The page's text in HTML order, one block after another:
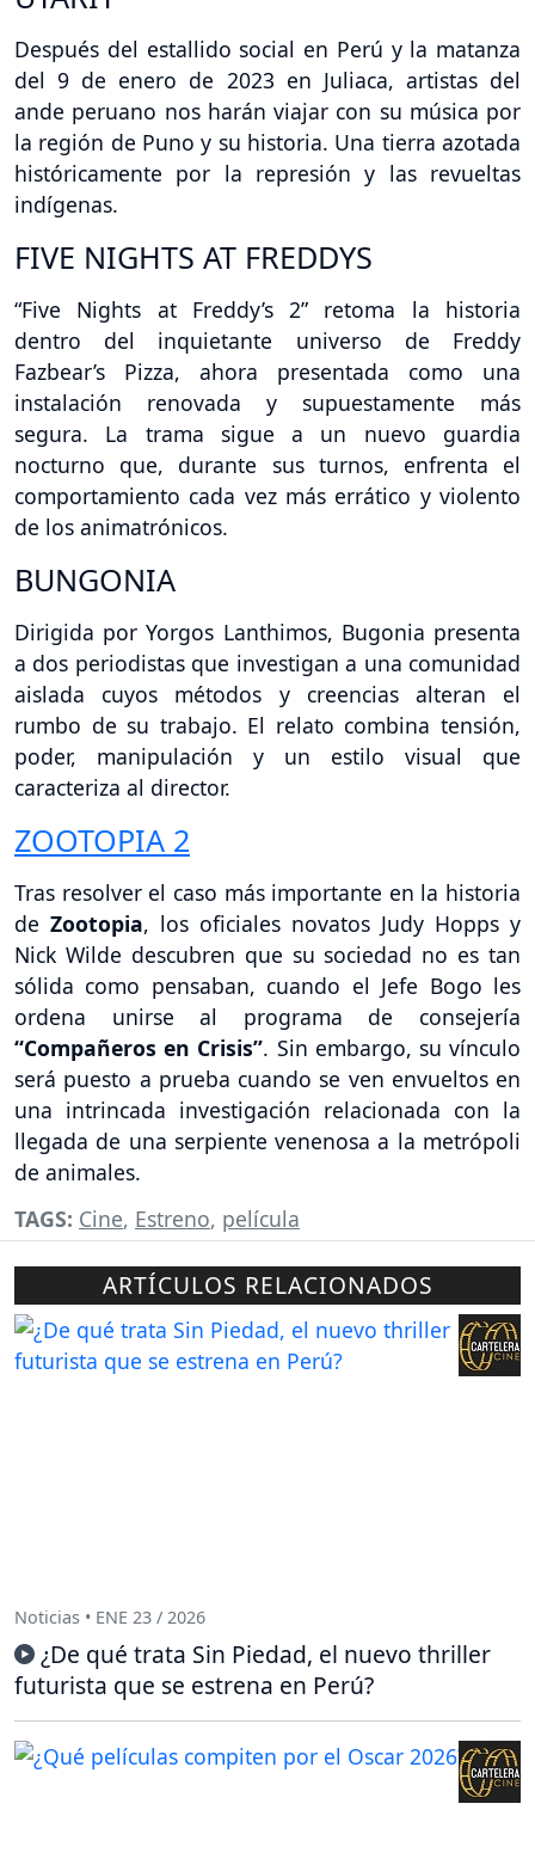
Después del estallido social en Perú y la matanza
del 9 de enero de 2023 en Juliaca, artistas del
ande peruano nos harán viajar con su música por
la región de Puno y su historia. Una tierra azotada
históricamente por la represión y las revueltas
indígenas.
FIVE NIGHTS AT FREDDYS
“Five Nights at Freddy’s 2” retoma la historia
dentro del inquietante universo de Freddy
Fazbear’s Pizza, ahora presentada como una
instalación renovada y supuestamente más
segura. La trama sigue a un nuevo guardia
nocturno que, durante sus turnos, enfrenta el
comportamiento cada vez más errático y violento
de los animatrónicos.
BUNGONIA
Dirigida por Yorgos Lanthimos, Bugonia presenta
a dos periodistas que investigan a una comunidad
aislada cuyos métodos y creencias alteran el
rumbo de su trabajo. El relato combina tensión,
poder, manipulación y un estilo visual que
caracteriza al director.
ZOOTOPIA 2
Tras resolver el caso más importante en la historia
de Zootopia, los oficiales novatos Judy Hopps y
Nick Wilde descubren que su sociedad no es tan
sólida como pensaban, cuando el Jefe Bogo les
ordena unirse al programa de consejería
“Compañeros en Crisis”. Sin embargo, su vínculo
será puesto a prueba cuando se ven envueltos en
una intrincada investigación relacionada con la
llegada de una serpiente venenosa a la metrópoli
de animales.
TAGS: Cine, Estreno, película
ARTÍCULOS RELACIONADOS
Noticias • ENE 23 / 2026
¿De qué trata Sin Piedad, el nuevo thriller
futurista que se estrena en Perú?